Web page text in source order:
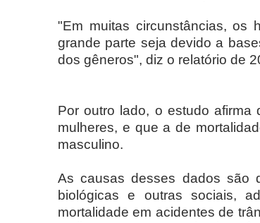
"Em muitas circunstâncias, os
grande parte seja devido a
dos gêneros", diz o relatório de
Por outro lado, o estudo
mulheres, e que a de
masculino.
As causas desses dados são
biológicas e outras sociais,
mortalidade em acidentes de